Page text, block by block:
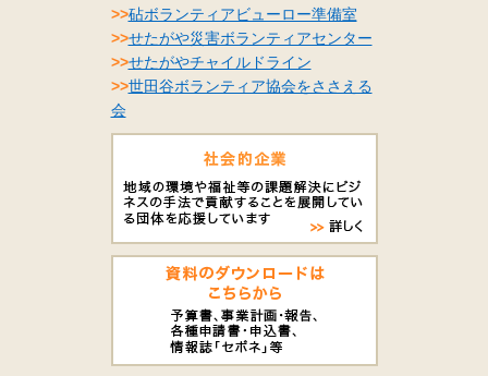
>>砧ボランティアビューロー準備室
>>せたがや災害ボランティアセンター
>>せたがやチャイルドライン
>>世田谷ボランティア協会をささえる
会